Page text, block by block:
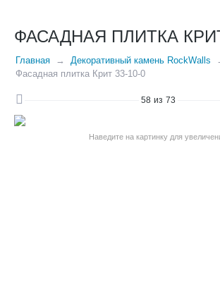
ФАСАДНАЯ ПЛИТКА
Главная
Декоративный камень RockWalls
Фасадная плитка Крит 33-10-0
58 из 73
Наведите на картинку для